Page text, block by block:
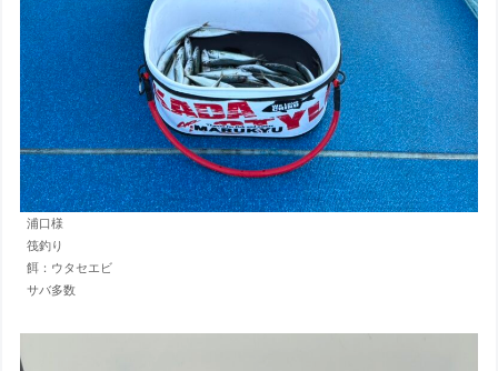
浦口様
筏釣り
餌：ウタセエビ
サバ多数